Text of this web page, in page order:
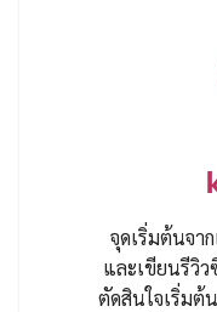
จุดเริ่มต้นจา
และเขียนรีวิ
ตัดสินใจเริ่มต้